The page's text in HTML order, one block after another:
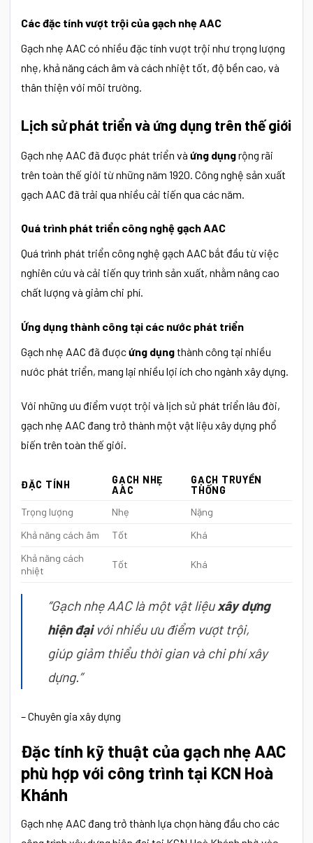
Các đặc tính vượt trội của gạch nhẹ AAC
Gạch nhẹ AAC có nhiều đặc tính vượt trội như trọng lượng
nhẹ, khả năng cách âm và cách nhiệt tốt, độ bền cao, và
thân thiện với môi trường.
Lịch sử phát triển và ứng dụng trên thế giới
Gạch nhẹ AAC đã được phát triển và ứng dụngrộng rãi
trên toàn thế giới từ những năm 1920. Công nghệ sản xuất
gạch AAC đã trải qua nhiều cải tiến qua các năm.
Quá trình phát triển công nghệ gạch AAC
Quá trình phát triển công nghệ gạch AAC bắt đầu từ việc
nghiên cứu và cải tiến quy trình sản xuất, nhằm nâng cao
chất lượng và giảm chi phí.
Ứng dụng thành công tại các nước phát triển
Gạch nhẹ AAC đã đượcứng dụngthành công tại nhiều
nước phát triển, mang lại nhiều lợi ích cho ngành xây dựng.
Với những ưu điểm vượt trội và lịch sử phát triển lâu đời,
gạch nhẹ AAC đang trở thành một vật liệu xây dựng phổ
biến trên toàn thế giới.
ĐẶC TÍNH
GẠCH NHẸ
AAC
GẠCH TRUYỀN
THỐNG
Trọng lượng
Nhẹ
Nặng
Khả năng cách âm
Tốt
Khá
Khả năng cách
nhiệt
Tốt Khá
“Gạch nhẹ AAC là một vật liệuxây dựng
hiện đạivới nhiều ưu điểm vượt trội,
giúp giảm thiểu thời gian và chi phí xây
dựng.”
– Chuyên gia xây dựng
Đặc tính kỹ thuật của gạch nhẹ AAC
phù hợp với công trình tại KCN Hoà
Khánh
Gạch nhẹ AAC đang trở thành lựa chọn hàng đầu cho các